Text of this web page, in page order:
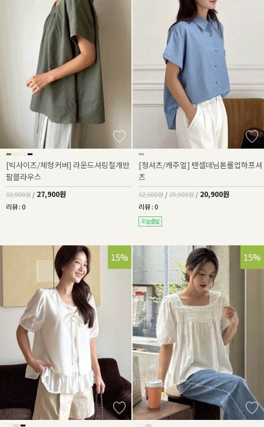
[빅사이즈/체형커버] 라운드셔링절개반
팔블라우스
32,900원 / 27,900원
리뷰 : 0
[청셔츠/캐주얼] 텐셀데님톤롤업하프셔
츠
32,500원 / 29,900원 / 20,900원
리뷰 : 0
15% 30%
15%